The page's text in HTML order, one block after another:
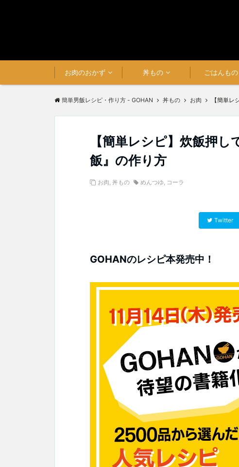
お肉のおかず 丼もの ごはんもの
簡単男飯レシピ・作り方 - GOHAN 丼もの お肉 【簡単
【簡単レシピ】炊飯押
飯』の作り方
お肉, 丼もの めんつゆ, コーラ
Twitter
GOHANのレシピ本発売中！